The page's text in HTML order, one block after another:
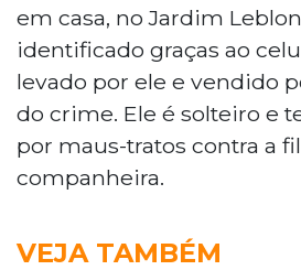
em casa, no Jardim
identificado graças ao
levado por ele e vendido
do crime. Ele é solteiro e
por maus-tratos contra a
companheira.
VEJA TAMBÉM